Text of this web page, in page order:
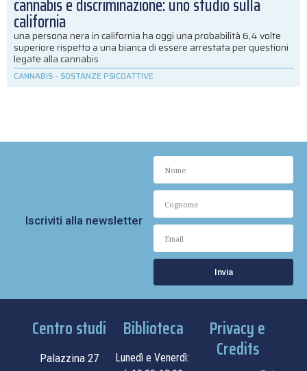
cannabis e discriminazione: uno studio sulla
california
una persona nera in california ha oggi una probabilità 6,4 volte
superiore rispetto a una bianca di essere arrestata per questioni
legate alla cannabis
CANNABIS - SOSTANZE PSICOATTIVE
Iscriviti alla newsletter
Invia
Centro studi
Palazzina 27
Biblioteca
Lunedì e Venerdì:
Privacy e
Credits